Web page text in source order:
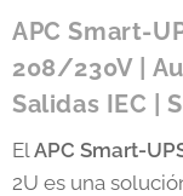
APC Smart-
208/230V |
Salidas IEC |
ElAPC Smart-
2U es una